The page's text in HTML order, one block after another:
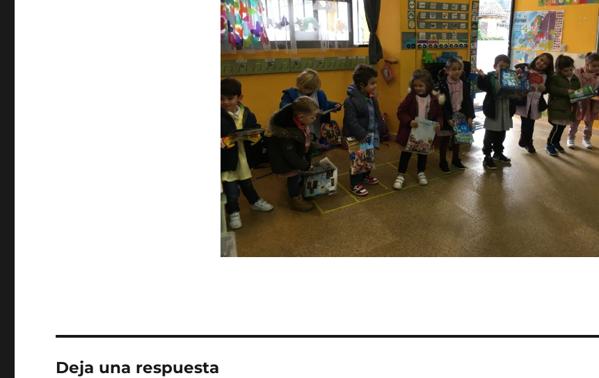
Deja una respuesta